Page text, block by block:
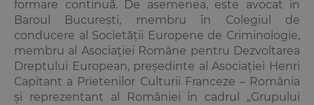
formare continuă. De asemenea, este avocat în
Baroul București, membru în Colegiul de
conducere al Societății Europene de Criminologie,
membru al Asociației Române pentru Dezvoltarea
Dreptului European, președinte al Asociației Henri
Capitant a Prietenilor Culturii Franceze – România
și reprezentant al României în cadrul „Grupului